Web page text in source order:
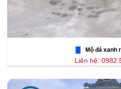
Mộ đá xanh
Liên hệ: